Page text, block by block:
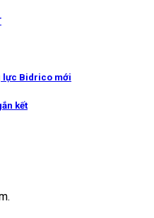
lực Bidrico mới
kết